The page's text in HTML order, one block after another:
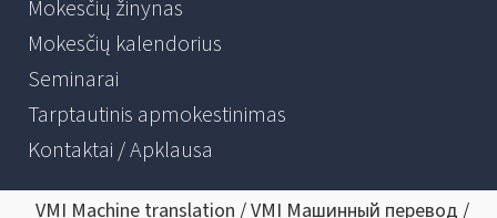
Mokesčių žinynas
Mokesčių kalendorius
Seminarai
Tarptautinis apmokestinimas
Kontaktai / Apklausa
VMI Machine translation / VMI Машинный перевод /